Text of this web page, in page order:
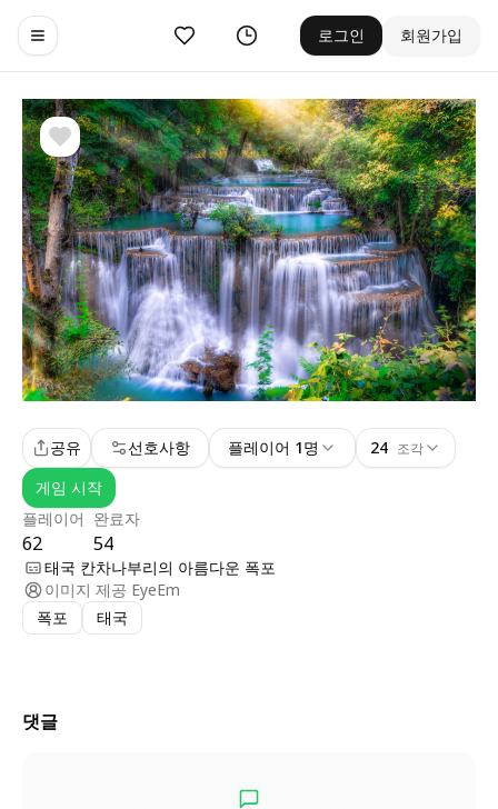
Toggle navigation menu
좋아요 기록 로그인 회원가입
플레이어
62
완료자
54
공유 선호사항 플레이어 1명 24 조각
게임 시작
태국 칸차나부리의 아름다운 폭포
이미지 제공 EyeEm
폭포
태국
댓글